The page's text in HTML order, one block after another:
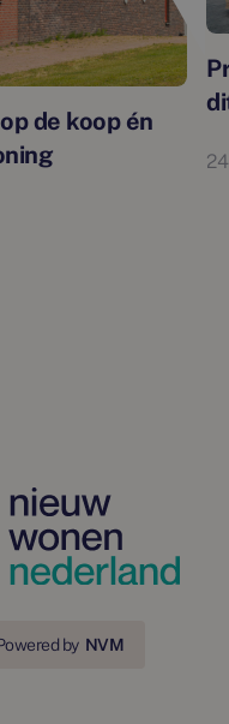
de koop én
by NVM